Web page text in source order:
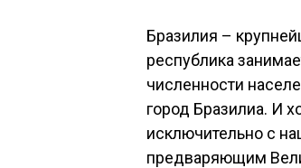
Бразилия –
республика
численности
город Бразилиа. И
исключительно с
предваряющим